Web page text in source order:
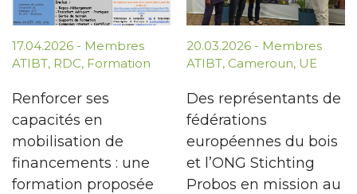
17.04.2026 - Membres
ATIBT, RDC, Formation
Renforcer ses
capacités en
mobilisation de
financements : une
formation proposée
20.03.2026 - Membres
ATIBT, Cameroun, UE
Des représentants de
fédérations
européennes du bois
et l’ONG Stichting
Probos en mission au